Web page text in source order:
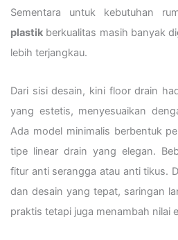
Sementara untuk kebutuhan
plastik berkualitas masih banyak
lebih terjangkau.
Dari sisi desain, kini floor drain
yang estetis, menyesuaikan
Ada model minimalis berbentuk
tipe linear drain yang elegan.
fitur anti serangga atau anti tikus.
dan desain yang tepat, saringan
praktis tetapi juga menambah nilai